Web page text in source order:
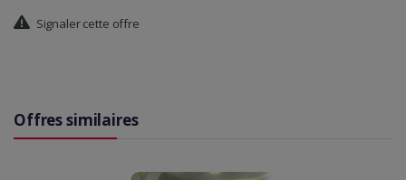
Signaler cette offre
Offres similaires